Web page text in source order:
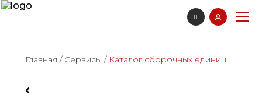
Главная / Сервисы / Каталог сборочных единиц